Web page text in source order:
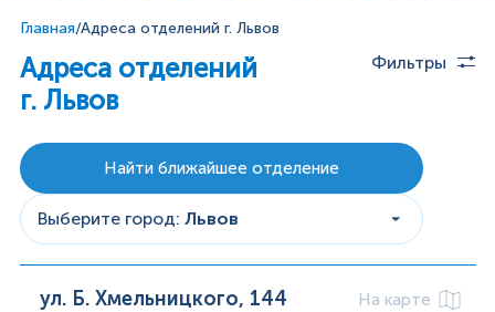
Главная/Адреса отделений г. Львов
Адреса отделений
г. Львов
Фильтры
Выберите город: Львов
Найти ближайшее отделение
ул. Б. Хмельницкого, 144
На карте